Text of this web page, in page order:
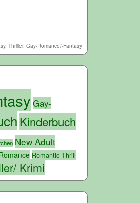
Thriller, Gay-Romance/-Fantasy
Gay-
Kinderbuch
New Adult
Romantic Thrill
Krimi